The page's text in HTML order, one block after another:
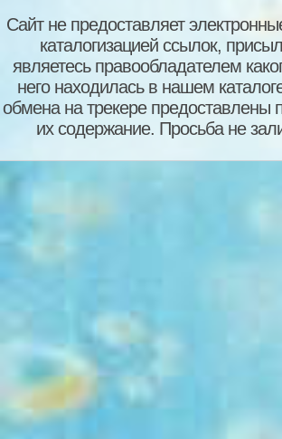
Сайт не предоставляет
каталогизацией ссылок,
являетесь правообладателем
него находилась в нашем
обмена на трекере предоставлены
их содержание. Просьба не